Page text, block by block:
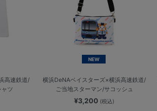
高速鉄道/
ツ
NEW
横浜DeNAベイスターズ×横浜高速鉄道/
ご当地スターマン/サコッシュ
¥3,200 (税込)